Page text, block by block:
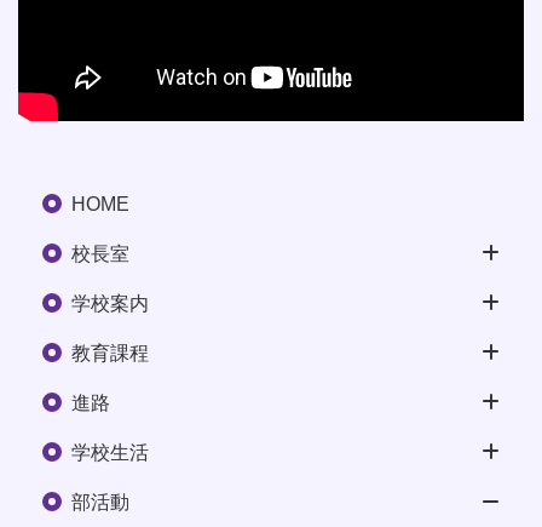
HOME
校長室
学校案内
教育課程
進路
学校生活
部活動